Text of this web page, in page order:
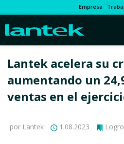
Empresa
Lantek acelera su
aumentando un
ventas en el
por Lantek 1.08.2023